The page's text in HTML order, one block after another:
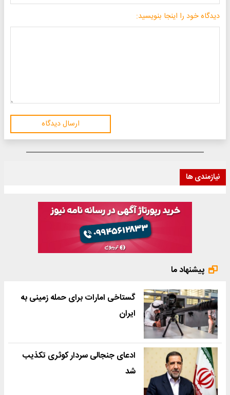
دیدگاه خود را اینجا بنویسید:
ارسال دیدگاه
نیازمندی ها
پیشنهاد ما
گستاخی امارات برای حمله زمینی به
ایران
ادعای جنجالی سردار کوثری تکذیب
شد